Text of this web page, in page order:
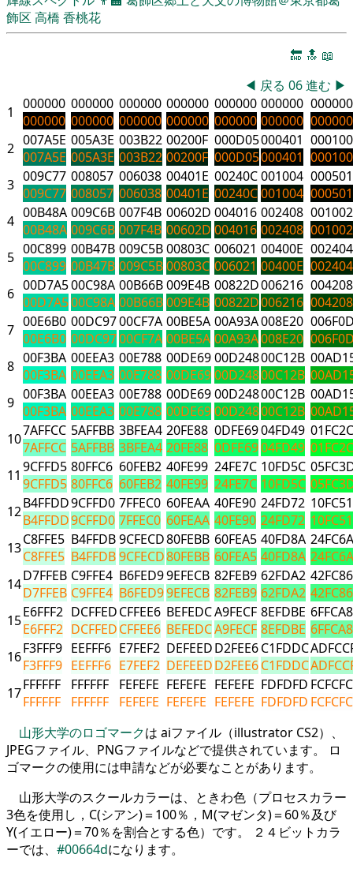
飾区 高橋 香桃花
🔚 🔝 📖
◀ 戻る 06進む ▶
1
000000
000000
000000
000000
000000
000000
000000
000000
000000
000000
000000
000000
000000
000000
2 007A5E
007A5E
005A3E
005A3E
003B22
003B22
00200F
00200F
000D05
000D05
000401
000401
000100
000100
3 009C77
009C77
008057
008057
006038
006038
00401E
00401E
00240C
00240C
001004
001004
000501
000501
4 00B48A
00B48A
009C6B
009C6B
007F4B
007F4B
00602D
00602D
004016
004016
002408
002408
001002
001002
5 00C899
00C899
00B47B
00B47B
009C5B
009C5B
00803C
00803C
006021
006021
00400E
00400E
002404
002404
6 00D7A5
00D7A5
00C98A
00C98A
00B66B
00B66B
009E4B
009E4B
00822D
00822D
006216
006216
004208
004208
7 00E6B0
00E6B0
00DC97
00DC97
00CF7A
00CF7A
00BE5A
00BE5A
00A93A
00A93A
008E20
008E20
8 00F3BA
00F3BA
00EEA3
00EEA3
00E788
00E788
00DE69
00DE69
00D248
00D248
00C12B
00C12B
9 00F3BA
00F3BA
00EEA3
00EEA3
00E788
00E788
00DE69
00DE69
00D248
00D248
00C12B
00C12B
107AFFCC
7AFFCC
5AFFBB
5AFFBB
3BFEA4
3BFEA4
20FE88
20FE88
0DFE69
0DFE69
04FD49
04FD49
01FC2C
01FC2C
11 9CFFD5
9CFFD5
80FFC6
80FFC6
60FEB2
60FEB2
40FE99
40FE99
24FE7C
24FE7C
10FD5C
10FD5C
12B4FFDD
B4FFDD
9CFFD0
9CFFD0
7FFEC0
7FFEC0
60FEAA
60FEAA
40FE90
40FE90
24FD72
24FD72
10FC51
10FC51
13C8FFE5
C8FFE5
B4FFDB
B4FFDB
9CFECD
9CFECD
80FEBB
80FEBB
60FEA5
60FEA5
40FD8A
40FD8A
24FC6A
24FC6A
14D7FFEB
D7FFEB
C9FFE4
C9FFE4
B6FED9
B6FED9
9EFECB
9EFECB
82FEB9
82FEB9
62FDA2
62FDA2
42FC86
42FC86
15E6FFF2
E6FFF2
DCFFED
DCFFED
CFFEE6
CFFEE6
BEFEDC
BEFEDC
A9FECF
A9FECF
8EFDBE
8EFDBE
6FFCA8
6FFCA8
16F3FFF9
F3FFF9
EEFFF6
EEFFF6
E7FEF2
E7FEF2
DEFEED
DEFEED
D2FEE6
D2FEE6
C1FDDC
C1FDDC
17FFFFFF
FFFFFF
FFFFFF
FFFFFF
FEFEFE
FEFEFE
FEFEFE
FEFEFE
FEFEFE
FEFEFE
FDFDFD
FDFDFD
FCFCFC
FCFCFC
山形大学のロゴマークは aiファイル（illustrator CS2）、
JPEGファイル、PNGファイルなどで提供されています。 ロ
ゴマークの使用には申請などが必要なことがあります。
山形大学のスクールカラーは、ときわ色（プロセスカラー
3色を使用し，C(シアン)＝100％，M(マゼンタ)＝60％及び
Y(イエロー)＝70％を割合とする色）です。 ２４ビットカラ
ーでは、 #00664dになります。